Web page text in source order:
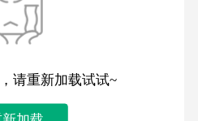
请重新加载试试~